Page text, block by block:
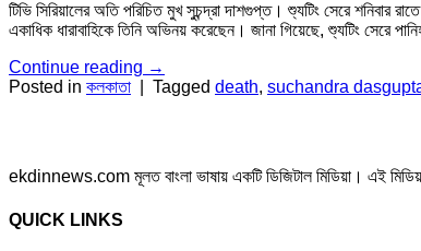
টিভি সিরিয়ালের অতি পরিচিত মুখ সুচন্দ্রা দাশগুপ্ত। শ্যুটিং সেরে
একাধিক ধারাবাহিকে তিনি অভিনয় করেছেন। জানা গিয়েছে, শ্যুটিং সেরে
Continue reading →
Posted in কলকাতা Tagged death, suchandra
ekdinnews.com মূলত বাংলা ভাষায় একটি ডিজিটাল মিডিয়া। এই
QUICK LINKS